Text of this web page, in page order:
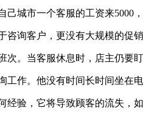
市一个客服的工资来5000
询客户，更没有大规模的促销
当客服休息时，店主仍要盯
。他没有时间长时间坐在电
验，它将导致顾客的流失，如